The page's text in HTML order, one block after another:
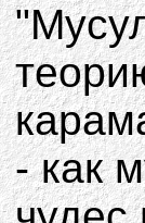
- как